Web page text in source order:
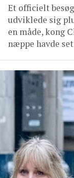
Et officielt besøg
udviklede sig
en måde, kong
næppe havde